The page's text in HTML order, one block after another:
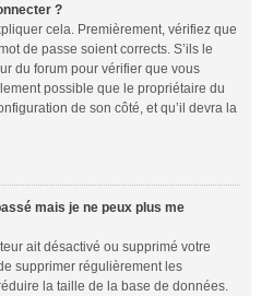
?
cela. Premièrement, vérifiez que
de passe soient corrects. S’ils le
du forum pour vérifier que vous
possible que le propriétaire du
de son côté, et qu’il devra la
mais je ne peux plus me
ait désactivé ou supprimé votre
supprimer régulièrement les
la taille de la base de données.